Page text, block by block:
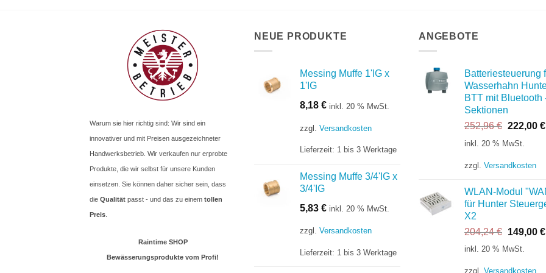
Warum sie hier richtig sind: Wir sind ein
innovativer und mit Preisen ausgezeichneter
Handwerksbetrieb. Wir verkaufen nur erprobte
Produkte, die wir selbst für unsere Kunden
einsetzen. Sie können daher sicher sein, dass
die Qualität passt - und das zu einem tollen
Preis
Raintime SHOP
Bewässerungsprodukte vom Profi!
NEUE PRODUKTE
Messing Muffe 1'IG x
1'IG
8,18 € inkl. 20 % MwSt.
zzgl. Versandkosten
Lieferzeit: 1 bis 3 Werktage
Messing Muffe 3/4'IG x
3/4'IG
5,83 € inkl. 20 % MwSt.
zzgl. Versandkosten
Lieferzeit: 1 bis 3 Werktage
ANGEBOTE
Batteriesteuerung
Wasserhahn
BTT mit Bluetooth
Sektionen
252,96€
Preis
252,96 €
222,00 €
inkl. 20 % MwSt.
zzgl. Versandkosten
WLAN-Modul
für Hunter
X2
204,24€
Preis
204,24 €
149,00 €
inkl. 20 % MwSt.
zzgl. Versandkosten